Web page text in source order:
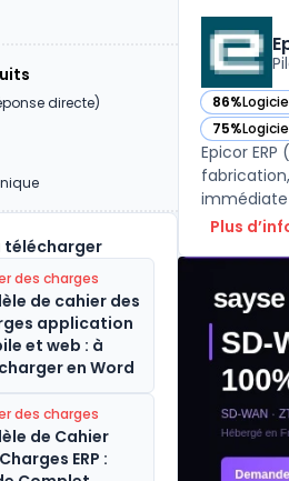
directe)
télécharger
des charges
de cahier des
application
et web : à
en Word
des charges
de Cahier
ERP :
86%
— voir
75%
— voir
Epicor
immédiate
Plus